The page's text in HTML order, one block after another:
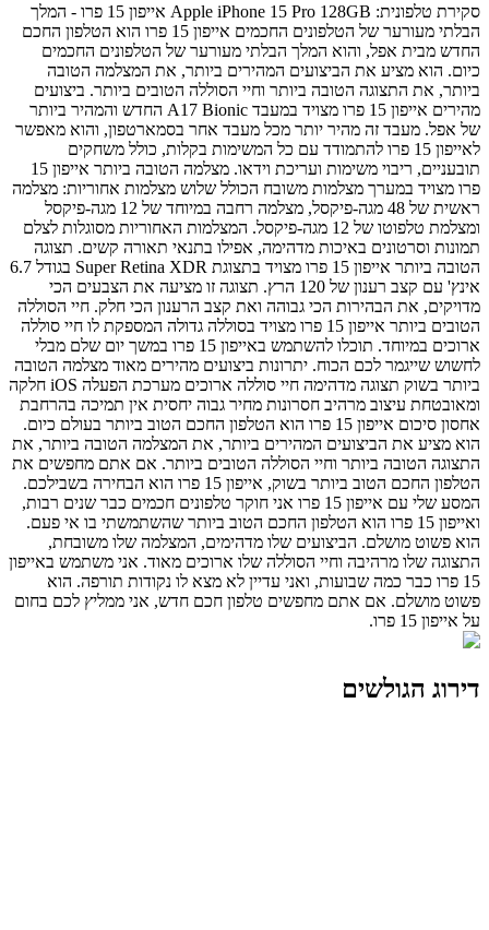
סקירת טלפונית: Apple iPhone 15 Pro 128GB אייפון 15 פרו - המלך
הבלתי מעורער של הטלפונים החכמים אייפון 15 פרו הוא הטלפון החכם
החדש מבית אפל, והוא המלך הבלתי מעורער של הטלפונים החכמים
כיום. הוא מציע את הביצועים המהירים ביותר, את המצלמה הטובה
ביותר, את התצוגה הטובה ביותר וחיי הסוללה הטובים ביותר. ביצועים
מהירים אייפון 15 פרו מצויד במעבד A17 Bionic החדש והמהיר ביותר
של אפל. מעבד זה מהיר יותר מכל מעבד אחר בסמארטפון, והוא מאפשר
לאייפון 15 פרו להתמודד עם כל המשימות בקלות, כולל משחקים
תובעניים, ריבוי משימות ועריכת וידאו. מצלמה הטובה ביותר אייפון 15
פרו מצויד במערך מצלמות משובח הכולל שלוש מצלמות אחוריות: מצלמה
ראשית של 48 מגה-פיקסל, מצלמה רחבה במיוחד של 12 מגה-פיקסל
ומצלמת טלפוטו של 12 מגה-פיקסל. המצלמות האחוריות מסוגלות לצלם
תמונות וסרטונים באיכות מדהימה, אפילו בתנאי תאורה קשים. תצוגה
הטובה ביותר אייפון 15 פרו מצויד בתצוגת Super Retina XDR בגודל 6.7
אינץ' עם קצב רענון של 120 הרץ. תצוגה זו מציעה את הצבעים הכי
מדויקים, את הבהירות הכי גבוהה ואת קצב הרענון הכי חלק. חיי הסוללה
הטובים ביותר אייפון 15 פרו מצויד בסוללה גדולה המספקת לו חיי סוללה
ארוכים במיוחד. תוכלו להשתמש באייפון 15 פרו במשך יום שלם מבלי
לחשוש שייגמר לכם הכוח. יתרונות ביצועים מהירים מאוד מצלמה הטובה
ביותר בשוק תצוגה מדהימה חיי סוללה ארוכים מערכת הפעלה iOS חלקה
ומאובטחת עיצוב מרהיב חסרונות מחיר גבוה יחסית אין תמיכה בהרחבת
אחסון סיכום אייפון 15 פרו הוא הטלפון החכם הטוב ביותר בעולם כיום.
הוא מציע את הביצועים המהירים ביותר, את המצלמה הטובה ביותר, את
התצוגה הטובה ביותר וחיי הסוללה הטובים ביותר. אם אתם מחפשים את
הטלפון החכם הטוב ביותר בשוק, אייפון 15 פרו הוא הבחירה בשבילכם.
המסע שלי עם אייפון 15 פרו אני חוקר טלפונים חכמים כבר שנים רבות,
ואייפון 15 פרו הוא הטלפון החכם הטוב ביותר שהשתמשתי בו אי פעם.
הוא פשוט מושלם. הביצועים שלו מדהימים, המצלמה שלו משובחת,
התצוגה שלו מרהיבה וחיי הסוללה שלו ארוכים מאוד. אני משתמש באייפון
15 פרו כבר כמה שבועות, ואני עדיין לא מצא לו נקודות תורפה. הוא
פשוט מושלם. אם אתם מחפשים טלפון חכם חדש, אני ממליץ לכם בחום
על אייפון 15 פרו.
דירוג הגולשים